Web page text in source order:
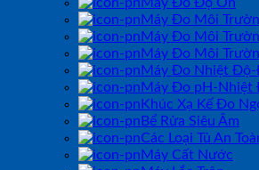
Máy Đo Môi
Máy Đo Môi
Máy Đo Môi
Máy Đo Nhiệt
Máy Đo pH-Nhiệt
Khúc Xạ Kế Đo
Bể Rửa Siêu Âm
Các Loại Tủ An
Máy Cất Nước